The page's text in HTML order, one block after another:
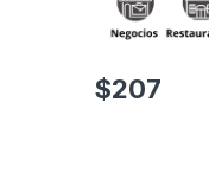
$207